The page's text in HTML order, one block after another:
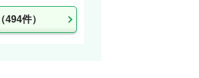
（494件）